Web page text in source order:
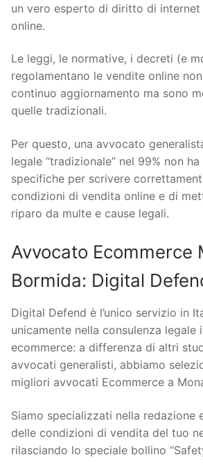
un vero esperto di diritto di
online.
Le leggi, le normative, i decreti (e
regolamentano le vendite online
continuo aggiornamento ma sono
quelle tradizionali.
Per questo, una avvocato
legale “tradizionale” nel 99% non
specifiche per scrivere
condizioni di vendita online e di
riparo da multe e cause legali.
Avvocato Ecommerce
Bormida: Digital
Digital Defend è l’unico servizio in
unicamente nella consulenza legale
ecommerce: a differenza di altri
avvocati generalisti, abbiamo
migliori avvocati Ecommerce a
Siamo specializzati nella redazione
delle condizioni di vendita del tuo
rilasciando lo speciale bollino